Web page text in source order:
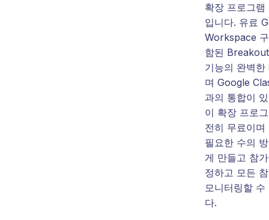
확장 프로그램
입니다. 유료
Workspace
함된
기능의 완벽한
며 Google
과의 통합이
이 확장 프로
전히 무료이며
필요한 수의
게 만들고 참
정하고 모든
모니터링할 수
다.